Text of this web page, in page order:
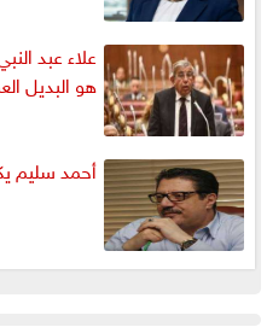
علاء عبد
هو البديل
أحمد سليم